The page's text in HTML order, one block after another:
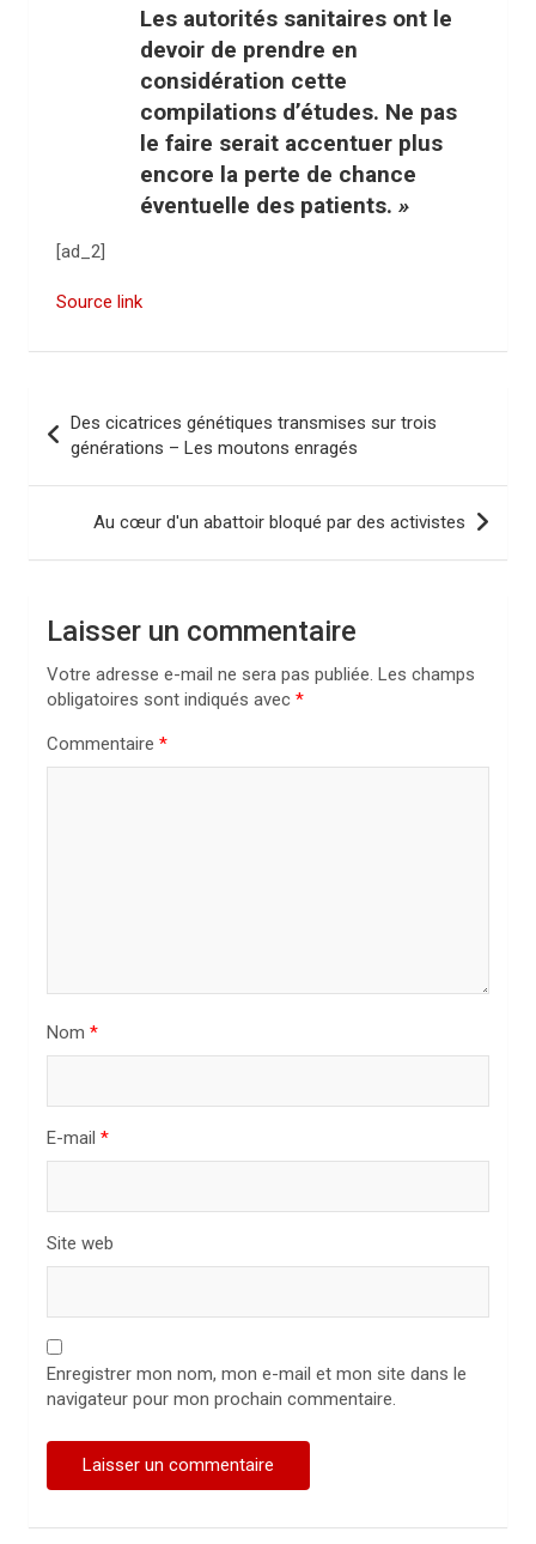
Les autorités sanitaires ont le
devoir de prendre en
considération cette
compilations d’études. Ne pas
le faire serait accentuer plus
encore la perte de chance
éventuelle des patients. »
[ad_2]
Source link
v
g
Des cicatrices génétiques transmises sur trois
générations – Les moutons enragés
Au cœur d'un abattoir bloqué par des activistes
Laisser un commentaire
Votre adresse e-mail ne sera pas publiée. Les champs
obligatoires sont indiqués avec *
Commentaire *
Nom *
E-mail *
Site web
Enregistrer mon nom, mon e-mail et mon site dans le
navigateur pour mon prochain commentaire.